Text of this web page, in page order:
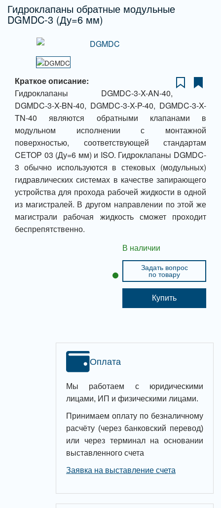
Гидроклапаны обратные модульные
DGMDC-3 (Ду=6 мм)
Краткое описание:
Гидроклапаны DGMDC-3-X-AN-40,
DGMDC-3-X-BN-40, DGMDC-3-X-P-40, DGMDC-3-X-
TN-40 являются обратными клапанами в
модульном исполнении с монтажной
поверхностью, соответствующей стандартам
CETOP 03 (Ду=6 мм) и ISO. Гидроклапаны DGMDC-
3 обычно используются в стековых (модульных)
гидравлических системах в качестве запирающего
устройства для прохода рабочей жидкости в одной
из магистралей. В другом направлении по этой же
магистрали рабочая жидкость сможет проходит
беспрепятственно.
В наличии
Задать вопрос
по товару
Купить
Оплата
Мы работаем с юридическими
лицами, ИП и физическими лицами.
Принимаем оплату по безналичному
расчёту (через банковский перевод)
или через терминал на основании
выставленного счета
Заявка на выставление счета